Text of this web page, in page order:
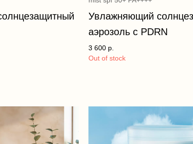
Увлажняющий
аэрозоль с PDRN
3 600 р.
Out of stock